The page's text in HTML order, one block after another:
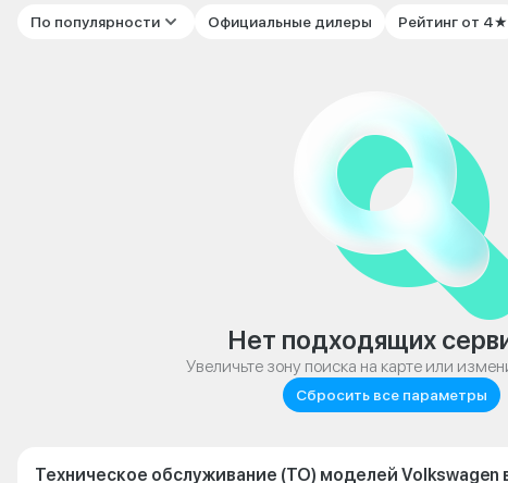
По популярности Официальные дилеры Рейтинг от 4★
Нет подходящих
Увеличьте зону поиска на карте или
Сбросить все параметры
Техническое обслуживание (ТО) моделей Volkswagen